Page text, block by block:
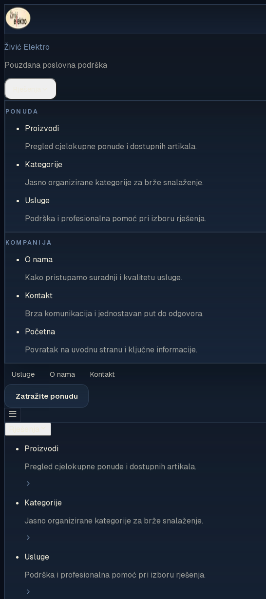
Živić Elektro
Pouzdana poslovna podrška
PONUDA
Proizvodi
Pregled cjelokupne ponude i dostupnih artikala.
Kategorije
Jasno organizirane kategorije za brže snalaženje.
Usluge
Podrška i profesionalna pomoć pri izboru rješenja.
KOMPANIJA
O nama
Kako pristupamo suradnji i kvalitetu usluge.
Kontakt
Brza komunikacija i jednostavan put do odgovora.
Početna
Povratak na uvodnu stranu i ključne informacije.
Usluge O nama Kontakt
Zatražite ponudu
Proizvodi
Pregled cjelokupne ponude i dostupnih artikala.
Kategorije
Jasno organizirane kategorije za brže snalaženje.
Usluge
Podrška i profesionalna pomoć pri izboru rješenja.